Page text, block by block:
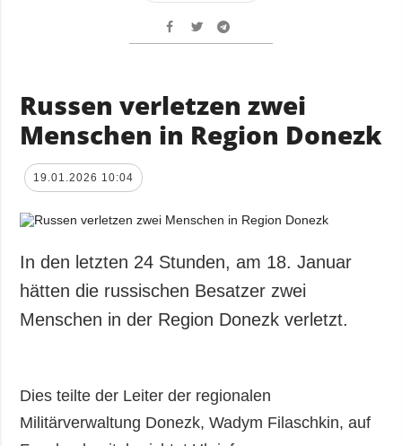
Russen verletzen zwei
Menschen in Region Donezk
19.01.2026 10:04
In den letzten 24 Stunden, am 18. Januar
hätten die russischen Besatzer zwei
Menschen in der Region Donezk verletzt.
Dies teilte der Leiter der regionalen
Militärverwaltung Donezk, Wadym Filaschkin, auf